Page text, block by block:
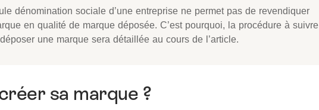
dénomination sociale d’une entreprise ne permet pas de revendiquer
en qualité de marque déposée. C’est pourquoi, la procédure à suivre
une marque sera détaillée au cours de l’article.
sa marque ?